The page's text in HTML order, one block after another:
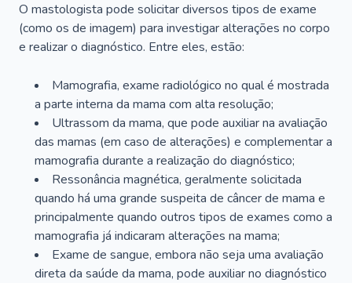
O mastologista pode solicitar diversos tipos de exame
(como os de imagem) para investigar alterações no corpo
e realizar o diagnóstico. Entre eles, estão:
Mamografia, exame radiológico no qual é mostrada
a parte interna da mama com alta resolução;
Ultrassom da mama, que pode auxiliar na avaliação
das mamas (em caso de alterações) e complementar a
mamografia durante a realização do diagnóstico;
Ressonância magnética, geralmente solicitada
quando há uma grande suspeita de câncer de mama e
principalmente quando outros tipos de exames como a
mamografia já indicaram alterações na mama;
Exame de sangue, embora não seja uma avaliação
direta da saúde da mama, pode auxiliar no diagnóstico